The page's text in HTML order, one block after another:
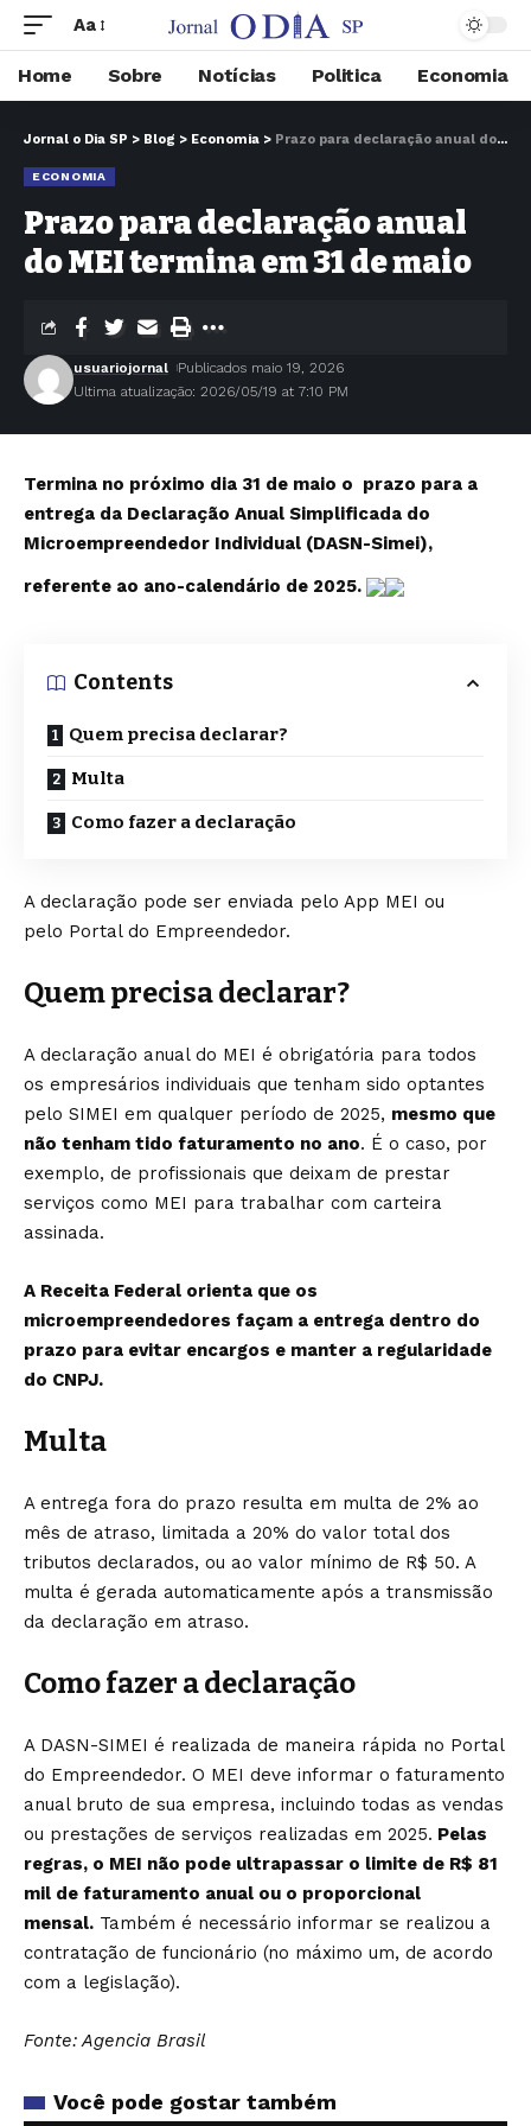
Aa
Home Sobre Notícias Politica Economia
Jornal o Dia SP > Blog > Economia > Prazo para declaração anual do MEI termina em 31 de maio
ECONOMIA
Prazo para declaração anual
do MEI termina em 31 de maio
Ultima atualização: 2026/05/19 at 7:10 PM
usuariojornal Publicados maio 19, 2026
Termina no próximo dia 31 de maio o prazo para a
entrega da Declaração Anual Simplificada do
Microempreendedor Individual (DASN-Simei),
referente ao ano-calendário de 2025.
Contents
Quem precisa declarar?
Multa
Como fazer a declaração
A declaração pode ser enviada pelo App MEI ou
pelo Portal do Empreendedor.
Quem precisa declarar?
A declaração anual do MEI é obrigatória para todos
os empresários individuais que tenham sido optantes
pelo SIMEI em qualquer período de 2025, mesmo que
não tenham tido faturamento no ano. É o caso, por
exemplo, de profissionais que deixam de prestar
serviços como MEI para trabalhar com carteira
assinada.
A Receita Federal orienta que os
microempreendedores façam a entrega dentro do
prazo para evitar encargos e manter a regularidade
do CNPJ.
Multa
A entrega fora do prazo resulta em multa de 2% ao
mês de atraso, limitada a 20% do valor total dos
tributos declarados, ou ao valor mínimo de R$ 50. A
multa é gerada automaticamente após a transmissão
da declaração em atraso.
Como fazer a declaração
A DASN-SIMEI é realizada de maneira rápida no Portal
do Empreendedor. O MEI deve informar o faturamento
anual bruto de sua empresa, incluindo todas as vendas
ou prestações de serviços realizadas em 2025. Pelas
regras, o MEI não pode ultrapassar o limite de R$ 81
mil de faturamento anual ou o proporcional
mensal. Também é necessário informar se realizou a
contratação de funcionário (no máximo um, de acordo
com a legislação).
Fonte: Agencia Brasil
Você pode gostar também